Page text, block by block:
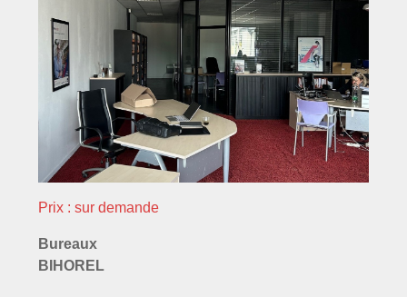
Prix : sur demande
Bureaux
BIHOREL